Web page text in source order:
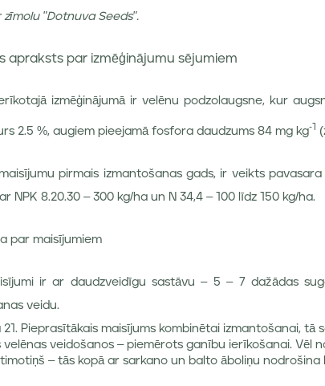
zīmolu "Dotnuva Seeds".
apraksts par izmēģinājumu sējumiem
izmēģinājumā ir velēnu podzolaugsne, kur
2.5 %, augiem pieejamā fosfora daudzums 84 mg kg-1
pirmais izmantošanas gads, ir veikts
NPK 8.20.30 – 300 kg/ha un N 34,4 – 100 līdz 150 kg/ha.
par maisījumiem
ir ar daudzveidīgu sastāvu – 5 – 7 dažādas
veidu.
21. Pieprasītākais maisījums kombinētai izmantošanai,
velēnas veidošanos – piemērots ganību ierīkošanai. Vēl
– tās kopā ar sarkano un balto āboliņu